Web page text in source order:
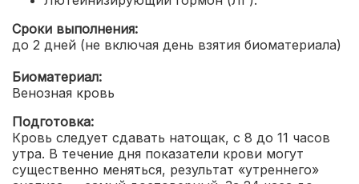
Сроки выполнения:
до 2 дней (не включая день взятия биоматериала)
Биоматериал:
Венозная кровь
Подготовка:
Кровь следует сдавать натощак, с 8 до 11 часов
утра. В течение дня показатели крови могут
существенно меняться, результат «утреннего»